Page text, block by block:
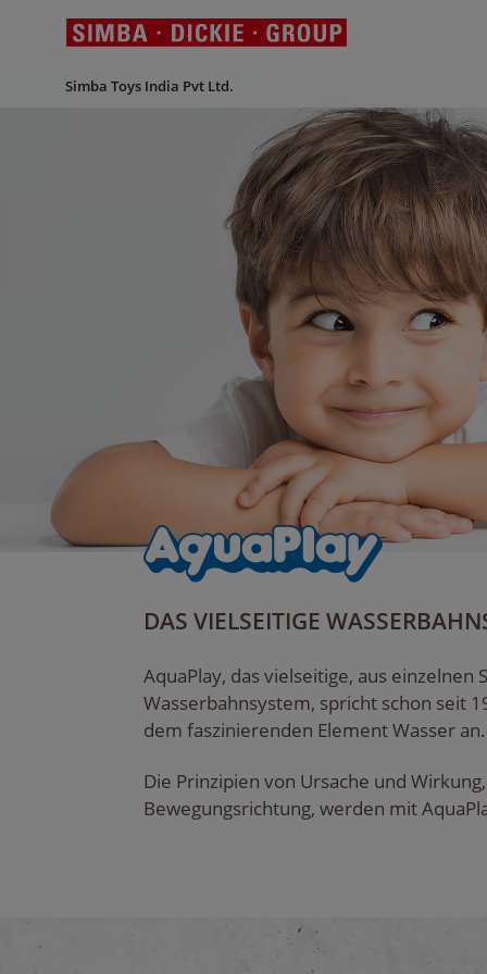
Simba Toys India Pvt Ltd.
DAS VIELSEITIGE
AquaPlay, das vielseitige, aus
Wasserbahnsystem, spricht schon seit
dem faszinierenden Element Wasser an.
Die Prinzipien von Ursache und
Bewegungsrichtung, werden mit